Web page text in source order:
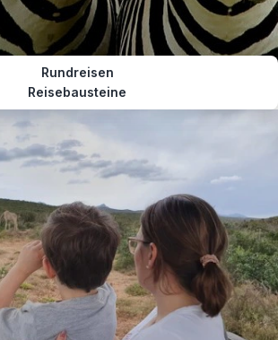
Rundreisen
Reisebausteine